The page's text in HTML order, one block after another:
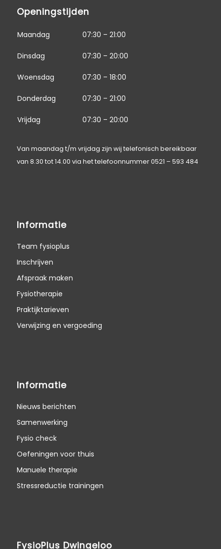
Openingstijden
Maandag 07:30 – 21:00
Dinsdag 07:30 – 20:00
Woensdag 07:30 – 18:00
Donderdag 07:30 – 21:00
Vrijdag 07:30 – 20:00
Van maandag t/m vrijdag zijn wij telefonisch bereikbaar
van 8.30 tot 14.00 via het telefoonnummer0521 – 593 484
Informatie
Team fysioplus
Inschrijven
Afspraak maken
Fysiotherapie
Praktijktarieven
Verwijzing en vergoeding
Informatie
Nieuws berichten
Samenwerking
Fysio check
Oefeningen voor thuis
Manuele therapie
Stressreductie trainingen
FysioPlus Dwingeloo